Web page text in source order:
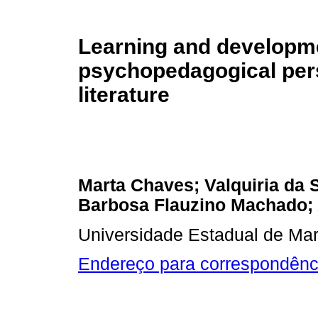
Learning and
psychopedagogical
literature
Marta Chaves; Valquiria da
Barbosa Flauzino
Universidade Estadual de
Endereço para